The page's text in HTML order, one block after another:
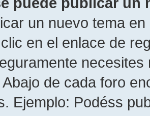
un nuevo tema
en el enlace de
Abajo de cada foro
Ejemplo: Podéss